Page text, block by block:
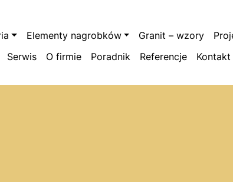
Elementy nagrobków Granit – wzory
Serwis O firmie Poradnik Referencje Kontakt